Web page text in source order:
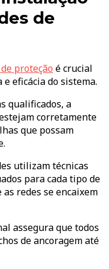
de
proteção é crucial
eficácia do sistema.
qualificados, a
corretamente
que possam
utilizam técnicas
para cada tipo de
redes se encaixem
assegura que todos
de ancoragem até